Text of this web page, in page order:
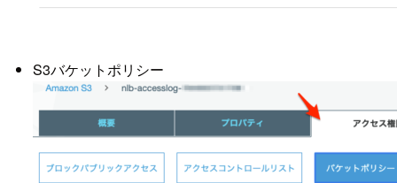
S3バケットポリシー